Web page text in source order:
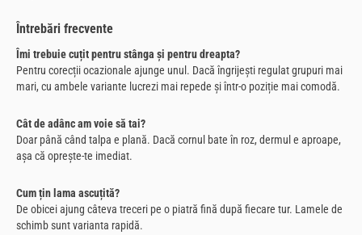
Întrebări frecvente
Îmi trebuie cuțit pentru stânga și pentru dreapta?
Pentru corecții ocazionale ajunge unul. Dacă îngrijești regulat grupuri mai
mari, cu ambele variante lucrezi mai repede și într-o poziție mai comodă.
Cât de adânc am voie să tai?
Doar până când talpa e plană. Dacă cornul bate în roz, dermul e aproape,
așa că oprește-te imediat.
Cum țin lama ascuțită?
De obicei ajung câteva treceri pe o piatră fină după fiecare tur. Lamele de
schimb sunt varianta rapidă.